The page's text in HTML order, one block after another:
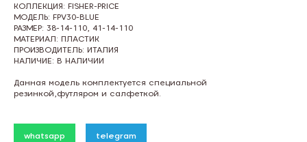
КОЛЛЕКЦИЯ: FISHER-PRICE
МОДЕЛЬ: FPV30-BLUE
РАЗМЕР: 38-14-110, 41-14-110
МАТЕРИАЛ: ПЛАСТИК
ПРОИЗВОДИТЕЛЬ: ИТАЛИЯ
НАЛИЧИЕ: В НАЛИЧИИ
Данная модель комплектуется специальной
резинкой,футляром и салфеткой.
whatsapp telegram